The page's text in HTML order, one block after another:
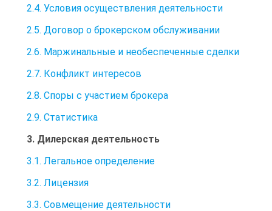
2.4. Условия осуществления деятельности
2.5. Договор о брокерском обслуживании
2.6. Маржинальные и необеспеченные сделки
2.7. Конфликт интересов
2.8. Споры с участием брокера
2.9. Статистика
3. Дилерская деятельность
3.1. Легальное определение
3.2. Лицензия
3.3. Совмещение деятельности